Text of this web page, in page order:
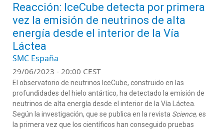
Reacción: IceCube detecta por primera
vez la emisión de neutrinos de alta
energía desde el interior de la Vía
Láctea
SMC España
29/06/2023 - 20:00 CEST
El observatorio de neutrinos IceCube, construido en las
profundidades del hielo antártico, ha detectado la emisión de
neutrinos de alta energía desde el interior de la Vía Láctea.
Según la investigación, que se publica en la revista Science, es
la primera vez que los científicos han conseguido pruebas